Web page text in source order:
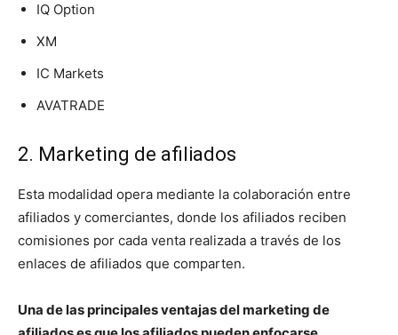
IQ Option
XM
IC Markets
AVATRADE
2. Marketing de afiliados
Esta modalidad opera mediante la colaboración entre
afiliados y comerciantes, donde los afiliados reciben
comisiones por cada venta realizada a través de los
enlaces de afiliados que comparten.
Una de las principales ventajas del marketing de